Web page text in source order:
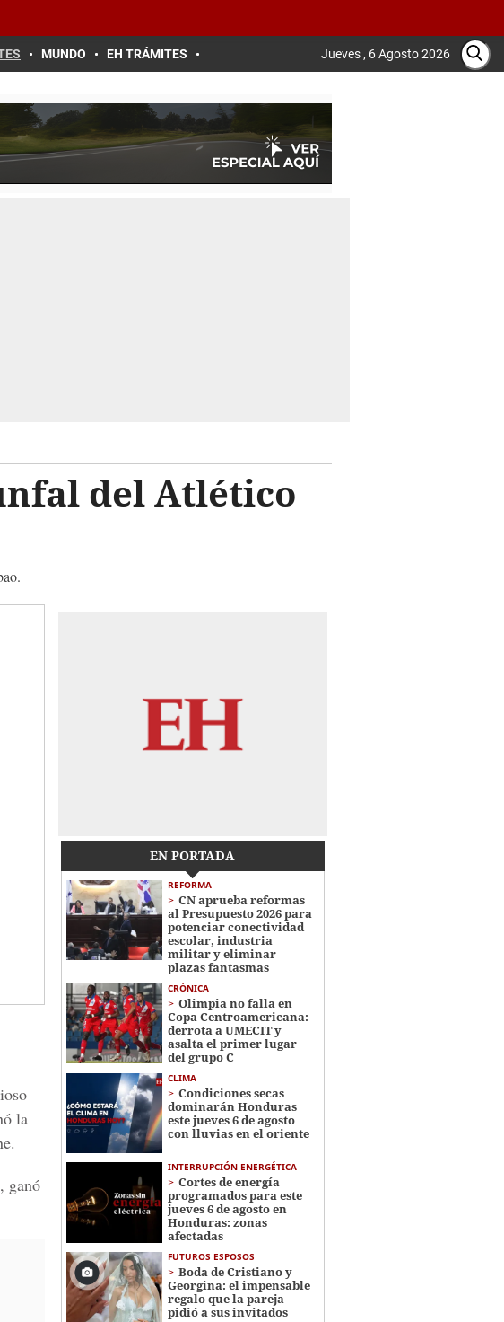
MUNDO EH TRÁMITES Jueves , 6 Agosto 2026
del Atlético
la
ganó
EN PORTADA
REFORMA
CN aprueba reformas
al Presupuesto 2026 para
potenciar conectividad
escolar, industria
militar y eliminar
plazas fantasmas
CRÓNICA
Olimpia no falla en
Copa Centroamericana:
derrota a UMECIT y
asalta el primer lugar
del grupo C
CLIMA
Condiciones secas
dominarán Honduras
este jueves 6 de agosto
con lluvias en el oriente
INTERRUPCIÓN ENERGÉTICA
Cortes de energía
programados para este
jueves 6 de agosto en
Honduras: zonas
afectadas
FUTUROS ESPOSOS
Boda de Cristiano y
Georgina: el impensable
regalo que la pareja
pidió a sus invitados